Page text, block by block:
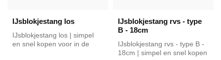
IJsblokjestang los
IJsblokjestang los | simpel
en snel kopen voor in de
IJsblokjestang rvs - type
B - 18cm
IJsblokjestang rvs - type B -
18cm | simpel en snel kopen